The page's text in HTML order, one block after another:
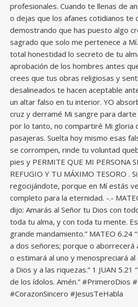
profesionales. Cuando te llenas de
o dejas que los afanes cotidianos te
demostrando que has puesto algo
sagrado que solo me pertenece a
total honestidad lo secreto de tu
aprobación de los hombres antes
crees que tus obras religiosas y
desalineados te hacen aceptable
un altar falso en tu interior. YO
cruz y derramé Mi sangre para
por lo tanto, no compartiré Mi gloria
pasajeras. Suelta hoy mismo esas
se corrompen, rinde tu voluntad
pies y PERMITE QUE MI PERSONA
REFUGIO Y TU MÁXIMO TESORO .
regocijándote, porque en Mí estás
completo para la eternidad. -.-
dijo: Amarás al Señor tu Dios con
toda tu alma, y con toda tu mente.
grande mandamiento.” MATEO 6.24
a dos señores; porque o aborrecerá
o estimará al uno y menospreciará
a Dios y a las riquezas.” 1 JUAN 5.21
de los ídolos. Amén.” #PrimeroDios
#CorazonSincero #JesusTeHabla